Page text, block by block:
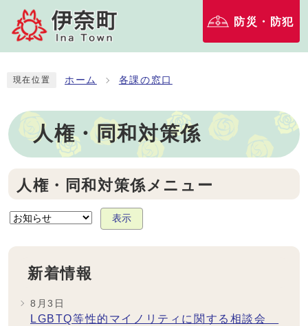
防災・防犯
現在位置 ホーム 各課の窓口
人権・同和対策係
人権・同和対策係メニュー
表示
新着情報
8月3日
LGBTQ等性的マイノリティに関する相談会